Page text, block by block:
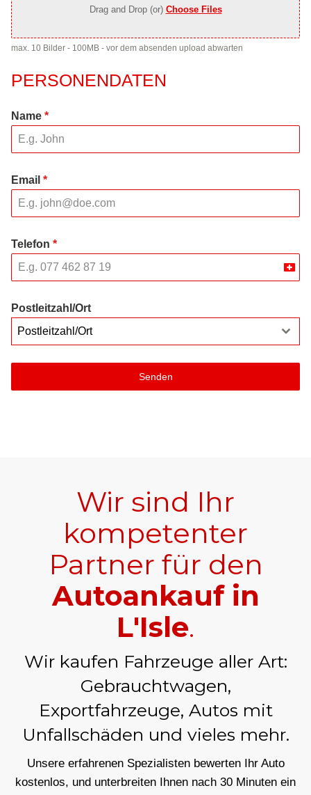
Drag and Drop (or) Choose Files
max. 10 Bilder - 100MB - vor dem absenden upload abwarten
PERSONENDATEN
Name *
Email *
Telefon *
Postleitzahl/Ort
Postleitzahl/Ort
Senden
Wir sind Ihr
kompetenter
Partner für den
Autoankauf in
L'Isle.
Wir kaufen Fahrzeuge aller Art:
Gebrauchtwagen,
Exportfahrzeuge, Autos mit
Unfallschäden und vieles mehr.
Unsere erfahrenen Spezialisten bewerten Ihr Auto
kostenlos, und unterbreiten Ihnen nach 30 Minuten ein